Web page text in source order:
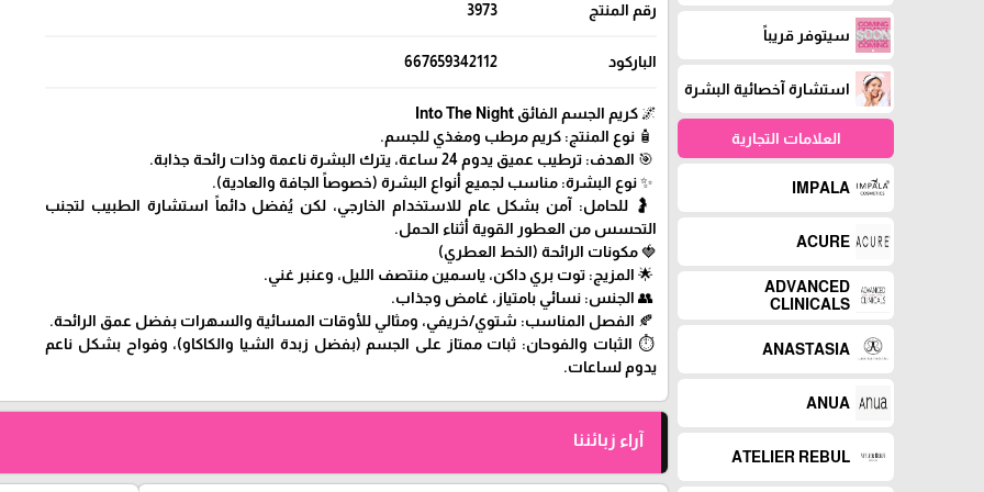
سيتوفر قريباً
استشارة آخصائية البشرة
العلامات التجارية
IMPALA
ACURE
ADVANCED
CLINICALS
ANASTASIA
ANUA
ATELIER REBUL
رقم المنتج 3973
الباركود 667659342112
🌌 كريم الجسم الفائق Into The Night
🧴 نوع المنتج: كريم مرطب ومغذي للجسم.
🎯 الهدف: ترطيب عميق يدوم 24 ساعة، يترك البشرة ناعمة وذات رائحة جذابة.
✨ نوع البشرة: مناسب لجميع أنواع البشرة (خصوصاً الجافة والعادية).
🤰 للحامل: آمن بشكل عام للاستخدام الخارجي، لكن يُفضل دائماً استشارة الطبيب لتجنب
التحسس من العطور القوية أثناء الحمل.
🍓 مكونات الرائحة (الخط العطري)
🌟 المزيج: توت بري داكن، ياسمين منتصف الليل، وعنبر غني.
👥 الجنس: نسائي بامتياز، غامض وجذاب.
🍂 الفصل المناسب: شتوي/خريفي، ومثالي للأوقات المسائية والسهرات بفضل عمق الرائحة.
⏱️ الثبات والفوحان: ثبات ممتاز على الجسم (بفضل زبدة الشيا والكاكاو)، وفواح بشكل ناعم
يدوم لساعات.
آراء زبائننا